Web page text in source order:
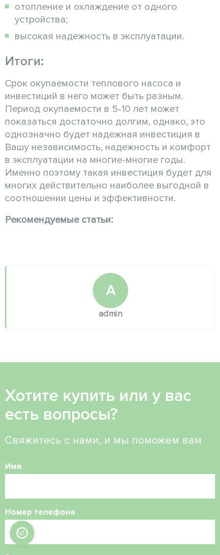
отопление и охлаждение от одного
устройства;
высокая надежность в эксплуатации.
Итоги:
Срок окупаемости теплового насоса и
инвестиций в него может быть разным.
Период окупаемости в 5-10 лет может
показаться достаточно долгим, однако, это
однозначно будет надежная инвестиция в
Вашу независимость, надежность и комфорт
в эксплуатации на многие-многие годы.
Именно поэтому такая инвестиция будет для
многих действительно наиболее выгодной в
соотношении цены и эффективности.
Рекомендуемые статьи:
A
admin
Хотите купить или у вас
есть вопросы?
Свяжитесь с нами, и мы поможем вам
Имя
Номер телефона